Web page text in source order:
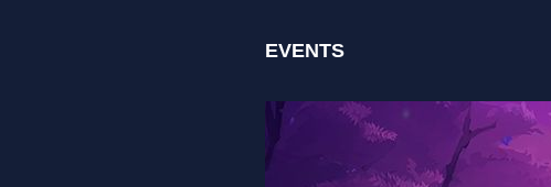
EVENTS